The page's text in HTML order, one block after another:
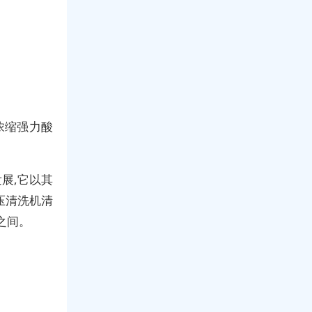
缩强力酸
,它以其
清洗机清
。